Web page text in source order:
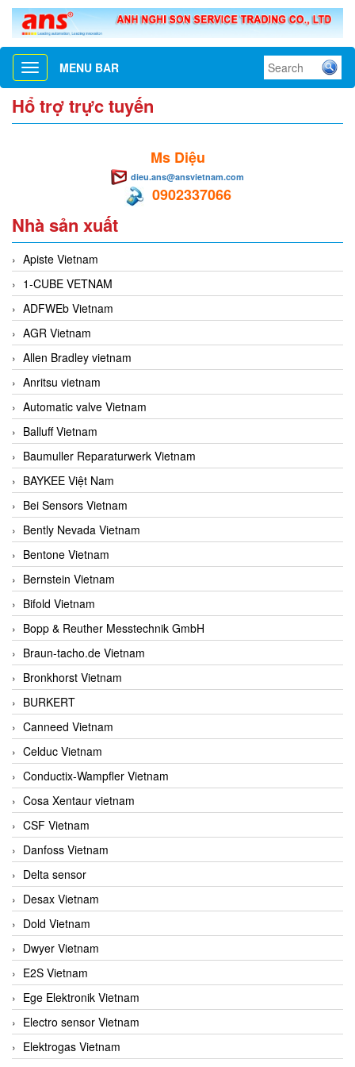
Toggle
navigation
MENU BAR
Hổ trợ trực tuyến
Ms Diệu
dieu.ans@ansvietnam.com
0902337066
Nhà sản xuất
Apiste Vietnam
1-CUBE VETNAM
ADFWEb Vietnam
AGR Vietnam
Allen Bradley vietnam
Anritsu vietnam
Automatic valve Vietnam
Balluff Vietnam
Baumuller Reparaturwerk Vietnam
BAYKEE Việt Nam
Bei Sensors Vietnam
Bently Nevada Vietnam
Bentone Vietnam
Bernstein Vietnam
Bifold Vietnam
Bopp & Reuther Messtechnik GmbH
Braun-tacho.de Vietnam
Bronkhorst Vietnam
BURKERT
Canneed Vietnam
Celduc Vietnam
Conductix-Wampfler Vietnam
Cosa Xentaur vietnam
CSF Vietnam
Danfoss Vietnam
Delta sensor
Desax Vietnam
Dold Vietnam
Dwyer Vietnam
E2S Vietnam
Ege Elektronik Vietnam
Electro sensor Vietnam
Elektrogas Vietnam